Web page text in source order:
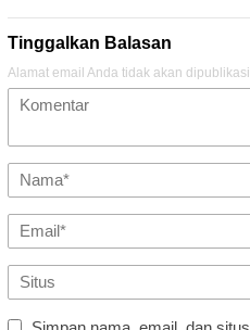
Tinggalkan Balasan
Alamat email Anda tidak akan